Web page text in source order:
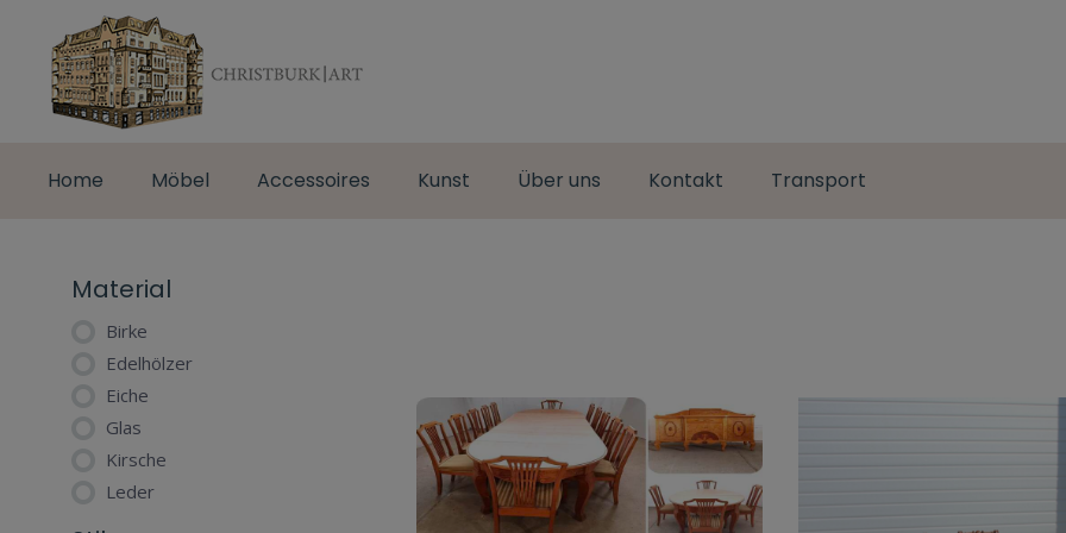
Home Möbel Accessoires Kunst Über uns Kontakt Transport
Material
Birke
Edelhölzer
Eiche
Glas
Kirsche
Leder